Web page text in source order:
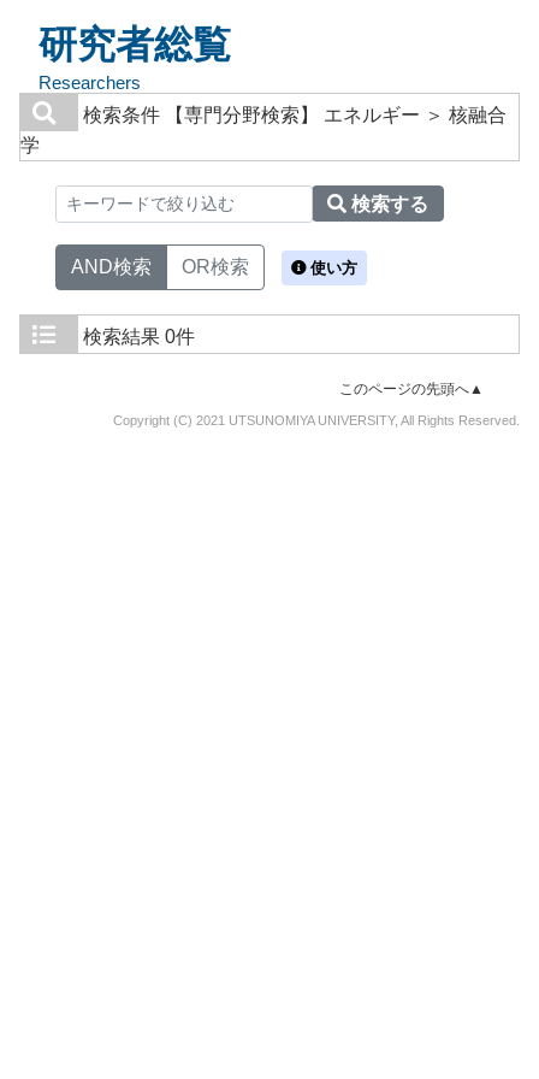
研究者総覧
Researchers
検索条件
【専門分野検索】 エネルギー ＞ 核融合
学
検索する
AND検索 OR検索 使い方
検索結果 0件
このページの先頭へ▲
Copyright (C) 2021 UTSUNOMIYA UNIVERSITY, All Rights Reserved.